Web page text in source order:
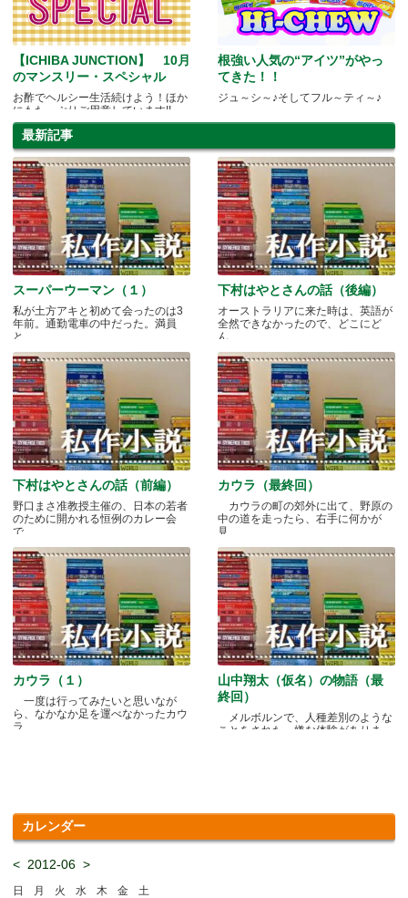
【ICHIBA JUNCTION】 10月
のマンスリー・スペシャル
お酢でヘルシー生活続けよう！ほか
にもたっぷりご用意しています!!
根強い人気の“アイツ”がやっ
てきた！！
ジュ～シ～♪そしてフル～ティ～♪
最新記事
スーパーウーマン（１）
私が土方アキと初めて会ったのは3
年前。通勤電車の中だった。満員
と.....
下村はやとさんの話（後編）
オーストラリアに来た時は、英語が
全然できなかったので、どこにど
ん.....
下村はやとさんの話（前編）
野口まさ准教授主催の、日本の若者
のために開かれる恒例のカレー会
で.....
カウラ（最終回）
カウラの町の郊外に出て、野原の
中の道を走ったら、右手に何かが
見.....
カウラ（１）
一度は行ってみたいと思いなが
ら、なかなか足を運べなかったカウ
ラ.....
山中翔太（仮名）の物語（最
終回）
メルボルンで、人種差別のような
ことをされた、嫌な体験がありま
カレンダー
< 2012-06 >
日 月 火 水 木 金
土